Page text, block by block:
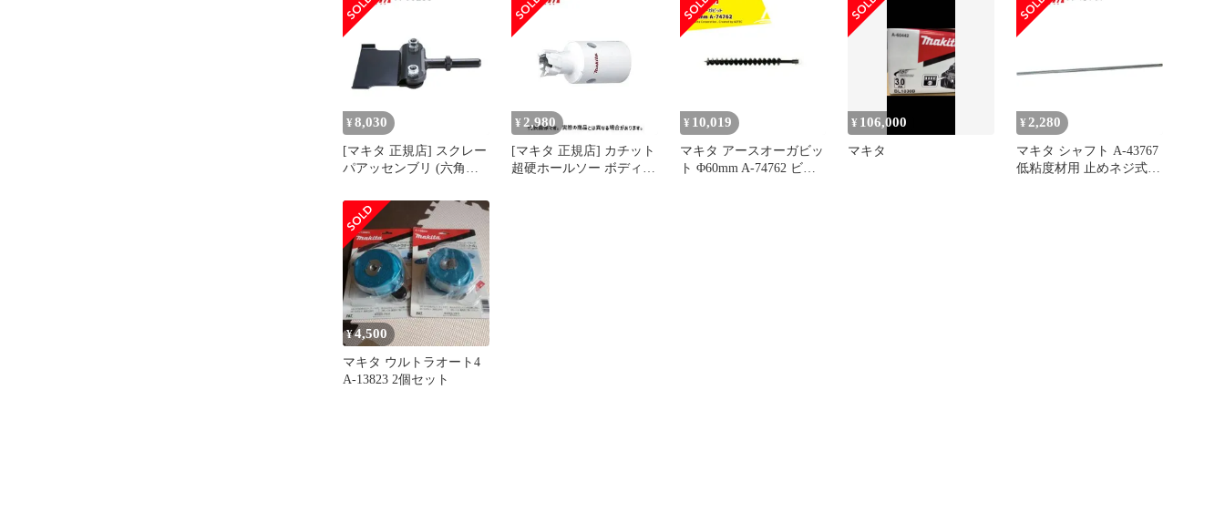
拌 かくはん機 かくはん
アクセサリ アタッチメン
ト 部品 交換
¥ 8,030
[マキタ 正規店] スクレー
パアッセンブリ (六角シ
パー
¥ 2,980
[マキタ 正規店] カチット
超硬ホールソー ボディの
¥ 10,019
マキタ アースオーガビッ
ト Φ60mm A-74762 ビッ
¥ 106,000
マキタ
¥ 2,280
マキタ シャフト A-43767
低粘度材用 止めネジ式
¥4,500
マキタ ウルトラオート4
A-13823 2個セット